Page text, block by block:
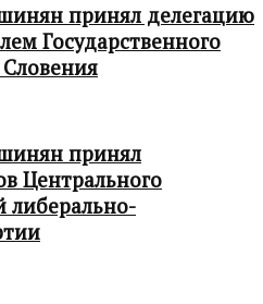
принял делегацию
Государственного
принял
Центрального
либерально-